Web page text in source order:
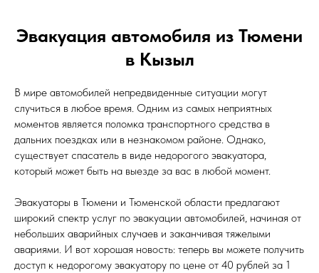
Эвакуация автомобиля из Тюмени
в Кызыл
В мире автомобилей непредвиденные ситуации могут
случиться в любое время. Одним из самых неприятных
моментов является поломка транспортного средства в
дальних поездках или в незнакомом районе. Однако,
существует спасатель в виде недорогого эвакуатора,
который может быть на выезде за вас в любой момент.
Эвакуаторы в Тюмени и Тюменской области предлагают
широкий спектр услуг по эвакуации автомобилей, начиная от
небольших аварийных случаев и заканчивая тяжелыми
авариями. И вот хорошая новость: теперь вы можете получить
доступ к недорогому эвакуатору по цене от 40 рублей за 1